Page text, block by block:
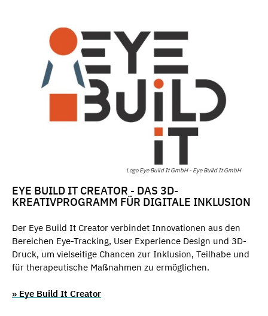
Logo Eye Build It GmbH - Eye Build It GmbH
EYE BUILD IT CREATOR - DAS 3D-
KREATIVPROGRAMM FÜR DIGITALE INKLUSION
Der Eye Build It Creator verbindet Innovationen aus den
Bereichen Eye-Tracking, User Experience Design und 3D-
Druck, um vielseitige Chancen zur Inklusion, Teilhabe und
für therapeutische Maßnahmen zu ermöglichen.
» Eye Build It Creator